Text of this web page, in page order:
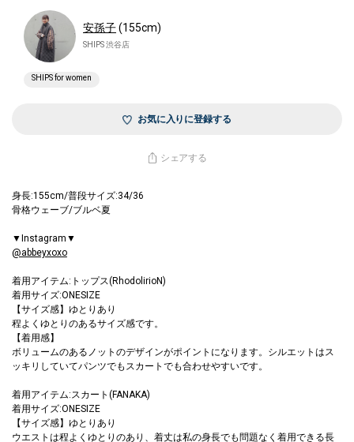
安孫子(155cm)
SHIPS 渋谷店
SHIPS for women
お気に入りに登録する
シェアする
身長:155cm/普段サイズ:34/36
骨格ウェーブ/ブルベ夏
▼Instagram▼
@abbeyxoxo
着用アイテム:トップス(RhodolirioN)
着用サイズ:ONESIZE
【サイズ感】ゆとりあり
程よくゆとりのあるサイズ感です。
【着用感】
ボリュームのあるノットのデザインがポイントになります。シルエットはス
ッキリしていてパンツでもスカートでも合わせやすいです。
着用アイテム:スカート(FANAKA)
着用サイズ:ONESIZE
【サイズ感】ゆとりあり
ウエストは程よくゆとりのあり、着丈は私の身長でも問題なく着用できる長